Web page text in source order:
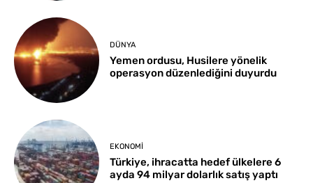
DÜNYA
Yemen ordusu, Husilere yönelik
operasyon düzenlediğini duyurdu
EKONOMI
Türkiye, ihracatta hedef ülkelere 6
ayda 94 milyar dolarlık satış yaptı